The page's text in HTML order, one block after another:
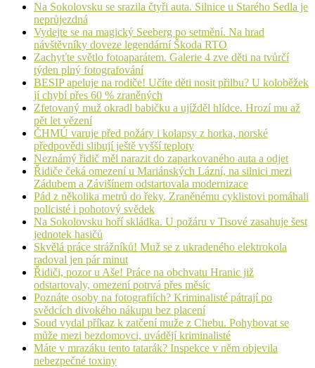
Na Sokolovsku se srazila čtyři auta. Silnice u Starého Sedla je
neprůjezdná
Vydejte se na magický Seeberg po setmění. Na hrad
návštěvníky doveze legendární Škoda RTO
Zachyťte světlo fotoaparátem. Galerie 4 zve děti na tvůrčí
týden plný fotografování
BESIP apeluje na rodiče! Učíte děti nosit přilbu? U koloběžek
jí chybí přes 60 % zraněných
Zfetovaný muž okradl babičku a ujížděl hlídce. Hrozí mu až
pět let vězení
ČHMÚ varuje před požáry i kolapsy z horka, norské
předpovědi slibují ještě vyšší teploty
Neznámý řidič měl narazit do zaparkovaného auta a odjet
Řidiče čeká omezení u Mariánských Lázní, na silnici mezi
Zádubem a Závišínem odstartovala modernizace
Pád z několika metrů do řeky. Zraněnému cyklistovi pomáhali
policisté i pohotový svědek
Na Sokolovsku hoří skládka. U požáru v Tisové zasahuje šest
jednotek hasičů
Skvělá práce strážníků! Muž se z ukradeného elektrokola
radoval jen pár minut
Řidiči, pozor u Aše! Práce na obchvatu Hranic již
odstartovaly, omezení potrvá přes měsíc
Poznáte osoby na fotografiích? Kriminalisté pátrají po
svědcích divokého nákupu bez placení
Soud vydal příkaz k zatčení muže z Chebu. Pohybovat se
může mezi bezdomovci, uvádějí kriminalisté
Máte v mrazáku tento tatarák? Inspekce v něm objevila
nebezpečné toxiny